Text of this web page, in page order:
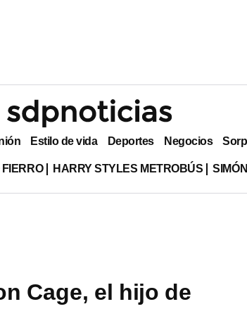
Estilo de vida Deportes Negocios
HARRY STYLES METROBÚS
Cage, el hijo de